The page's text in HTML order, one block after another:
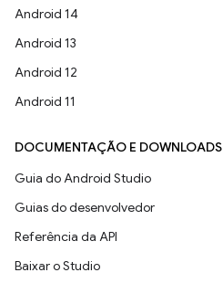
Android 14
Android 13
Android 12
Android 11
DOCUMENTAÇÃO E DOWNLOADS
Guia do Android Studio
Guias do desenvolvedor
Referência da API
Baixar o Studio